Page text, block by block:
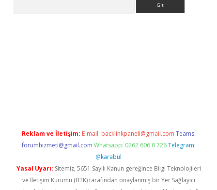
Reklam ve İletişim: E-mail: backlinkpaneli@gmail.com Teams:
forumhizmeti@gmail.com Whatsapp: 0262 606 0 726 Telegram:
@karabul
Yasal Uyarı: Sitemiz, 5651 Sayılı Kanun gereğince Bilgi Teknolojileri
ve İletişim Kurumu (BTK) tarafından onaylanmış bir Yer Sağlayıcı